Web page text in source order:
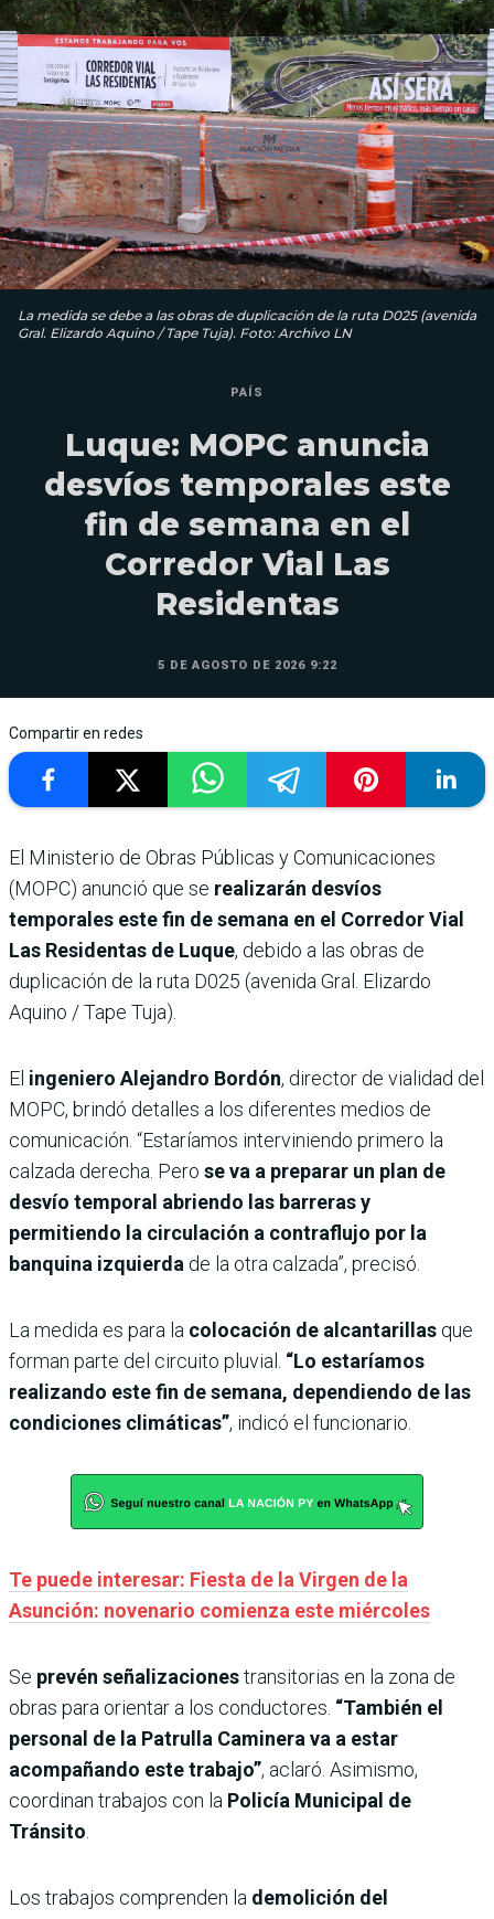
La medida se debe a las obras de duplicación de la ruta D025 (avenida
Gral. Elizardo Aquino / Tape Tuja). Foto: Archivo LN
PAÍS
Luque: MOPC anuncia
desvíos temporales este
fin de semana en el
Corredor Vial Las
Residentas
5 DE AGOSTO DE 2026 9:22
Compartir en redes
El Ministerio de Obras Públicas y Comunicaciones
(MOPC) anunció que se realizarán desvíos
temporales este fin de semana en el Corredor Vial
Las Residentas de Luque, debido a las obras de
duplicación de la ruta D025 (avenida Gral. Elizardo
Aquino / Tape Tuja).
El ingeniero Alejandro Bordón, director de vialidad del
MOPC, brindó detalles a los diferentes medios de
comunicación. “Estaríamos interviniendo primero la
calzada derecha. Pero se va a preparar un plan de
desvío temporal abriendo las barreras y
permitiendo la circulación a contraflujo por la
banquina izquierda de la otra calzada”, precisó.
La medida es para la colocación de alcantarillas que
forman parte del circuito pluvial. “Lo estaríamos
realizando este fin de semana, dependiendo de las
condiciones climáticas”, indicó el funcionario.
Te puede interesar: Fiesta de la Virgen de la
Asunción: novenario comienza este miércoles
Se prevén señalizacionestransitorias en la zona de
obras para orientar a los conductores. “También el
personal de la Patrulla Caminera va a estar
acompañando este trabajo”, aclaró. Asimismo,
coordinan trabajos con la Policía Municipal de
Tránsito
Los trabajos comprenden la demolición del